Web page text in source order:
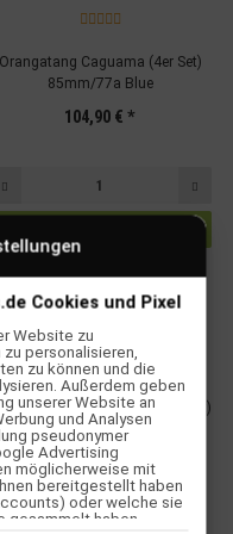
Orangatang Caguama (4er Set)
85mm/77a Blue
104,90 € *
TOP BEWERTET
Cookies und Pixel
Website zu
personalisieren,
zu können und die
Außerdem geben
unserer Website an
und Analysen
pseudonymer
Advertising
möglicherweise mit
bereitgestellt haben
oder welche sie
gesammelt haben